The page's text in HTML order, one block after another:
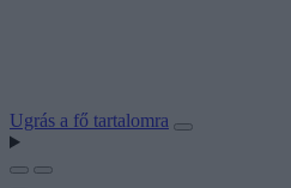
Ugrás a fő tartalomra